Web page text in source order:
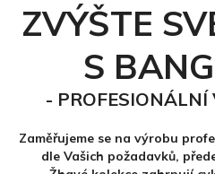
ZVÝŠTE
S
- PROFESIONÁLNÍ
Zaměřujeme se na výrobu
dle Vašich požadavků,